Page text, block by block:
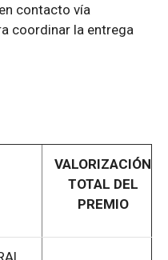
contacto vía
coordinar la entrega
VALORIZACIÓN
TOTAL DEL
PREMIO